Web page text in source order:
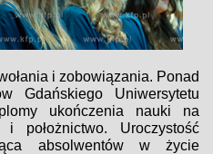
i zobowiązania. Ponad
Gdańskiego Uniwersytetu
ukończenia nauki na
i położnictwo. Uroczystość
absolwentów w życie